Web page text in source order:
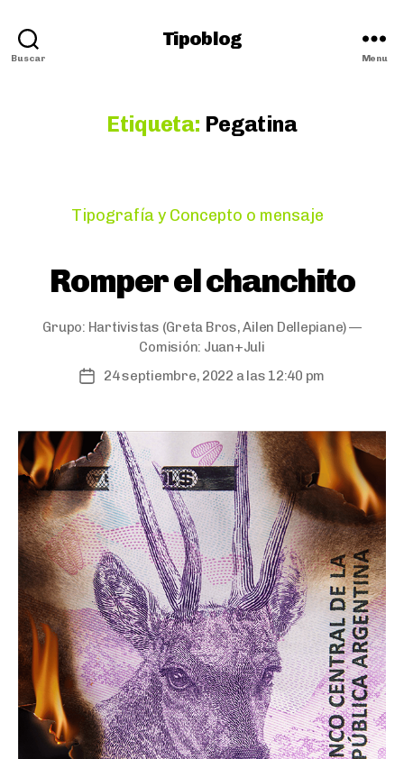
Buscar
Tipoblog
Menu
Etiqueta: Pegatina
Categories
Tipografía y Concepto o mensaje
Romper el chanchito
Grupo: Hartivistas (Greta Bros, Ailen Dellepiane) —
Comisión: Juan+Juli
Post24 septiembre, 2022 a las 12:40 pm